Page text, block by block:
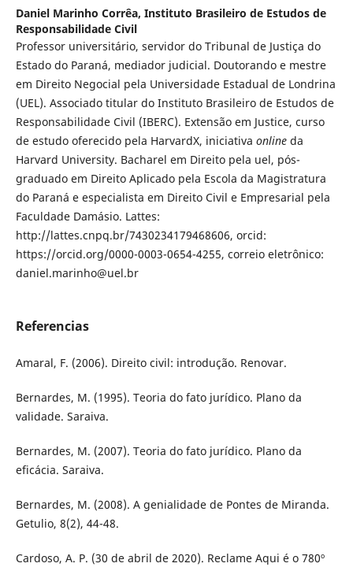
Daniel Marinho Corrêa, Instituto Brasileiro de Estudos de
Responsabilidade Civil
Professor universitário, servidor do Tribunal de Justiça do
Estado do Paraná, mediador judicial. Doutorando e mestre
em Direito Negocial pela Universidade Estadual de Londrina
(UEL). Associado titular do Instituto Brasileiro de Estudos de
Responsabilidade Civil (IBERC). Extensão em Justice, curso
de estudo oferecido pela HarvardX, iniciativa online da
Harvard University. Bacharel em Direito pela uel, pós-
graduado em Direito Aplicado pela Escola da Magistratura
do Paraná e especialista em Direito Civil e Empresarial pela
Faculdade Damásio. Lattes:
http://lattes.cnpq.br/7430234179468606, orcid:
https://orcid.org/0000-0003-0654-4255, correio eletrônico:
daniel.marinho@uel.br
Referencias
Amaral, F. (2006). Direito civil: introdução. Renovar.
Bernardes, M. (1995). Teoria do fato jurídico. Plano da
validade. Saraiva.
Bernardes, M. (2007). Teoria do fato jurídico. Plano da
eficácia. Saraiva.
Bernardes, M. (2008). A genialidade de Pontes de Miranda.
Getulio, 8(2), 44-48.
Cardoso, A. P. (30 de abril de 2020). Reclame Aqui é o 780º